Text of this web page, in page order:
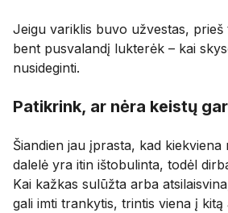
Jeigu variklis buvo užvestas, prieš
bent pusvalandį lukterėk – kai
nusideginti.
Patikrink, ar nėra keistų
Šiandien jau įprasta, kad
dalelė yra itin ištobulinta, todėl
Kai kažkas sulūžta arba
gali imti trankytis, trintis viena į kitą